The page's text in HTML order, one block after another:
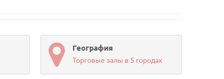
География
Торговые залы в 5 городах